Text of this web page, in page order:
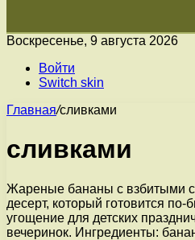
Воскресенье, 9 августа 2026
Войти
Switch skin
Главная/сливками
сливками
Жареные бананы с взбитыми
десерт, который готовится
угощение для детских
вечеринок. Ингредиенты: